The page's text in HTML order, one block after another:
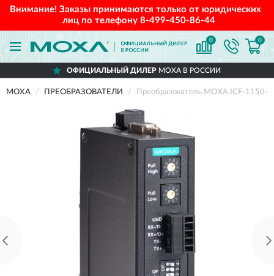
Внимание! Заказы принимаются только от юридических
лиц по телефону 8-499-450-86-44
0 0
ОФИЦИАЛЬНЫЙ ДИЛЕРMOXA В РОССИИ
MOXA ПРЕОБРАЗОВАТЕЛИ Преобразователь MOXA ICF-1150-